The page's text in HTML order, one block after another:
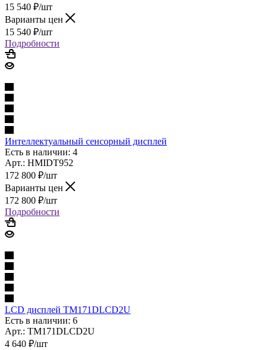
15 540 ₽/шт
Варианты цен
15 540 ₽/шт
Подробности
Интеллектуальный сенсорный дисплей
Есть в наличии: 4
Арт.: HMIDT952
172 800 ₽/шт
Варианты цен
172 800 ₽/шт
Подробности
LCD дисплей TM171DLCD2U
Есть в наличии: 6
Арт.: TM171DLCD2U
4 640 ₽/шт